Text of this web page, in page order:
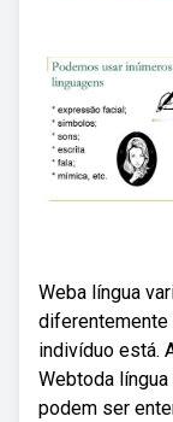
Weba língua
diferentemente
indivíduo está.
Webtoda
podem ser